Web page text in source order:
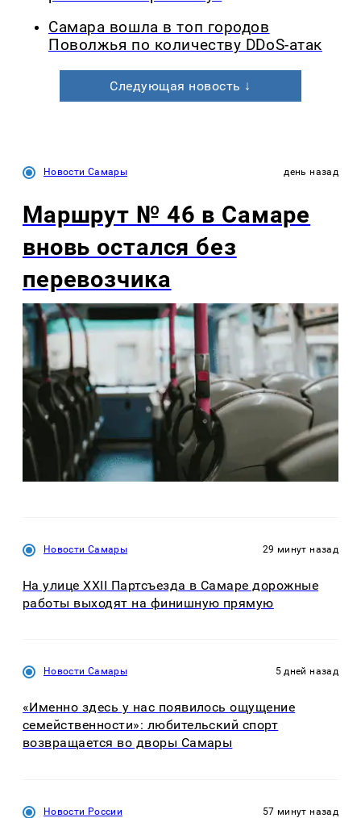
Самара вошла в топ городов
Поволжья по количеству DDoS-атак
Следующая новость ↓
Новости Самары день назад
Маршрут № 46 в Самаре
вновь остался без
перевозчика
Новости Самары 29 минут назад
На улице XXII Партсъезда в Самаре дорожные
работы выходят на финишную прямую
Новости Самары 5 дней назад
«Именно здесь у нас появилось ощущение
семейственности»: любительский спорт
возвращается во дворы Самары
Новости России 57 минут назад